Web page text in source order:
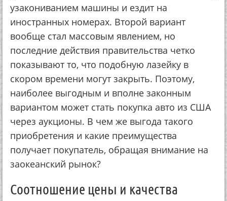
узакониванием машины и ездит на
иностранных номерах. Второй вариант
вообще стал массовым явлением, но
последние действия правительства четко
показывают то, что подобную лазейку в
скором времени могут закрыть. Поэтому,
наиболее выгодным и вполне законным
вариантом может стать покупка авто из США
через аукционы. В чем же выгода такого
приобретения и какие преимущества
получает покупатель, обращая внимание на
заокеанский рынок?
Соотношение цены и качества